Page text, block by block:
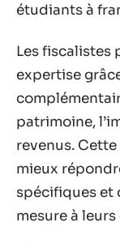
étudiants à
Les fiscalistes
expertise
patrimoine,
revenus.
mieux
spécifiques et
mesure à